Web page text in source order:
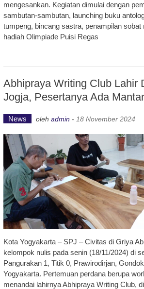
mengesankan. Kegiatan dimulai dengan
sambutan-sambutan, launching buku
tumpeng, bincang sastra, penampilan sobat
hadiah Olimpiade Puisi Regas
Abhipraya Writing Club Lahir
Jogja, Pesertanya Ada
News oleh admin - 18 November 2024
Kota Yogyakarta – SPJ – Civitas di Griya
kelompok nulis pada senin (18/11/2024) di
Pangurakan 1, Titik 0, Prawirodirjan,
Yogyakarta. Pertemuan perdana berupa
menandai lahirnya Abhipraya Writing Club,